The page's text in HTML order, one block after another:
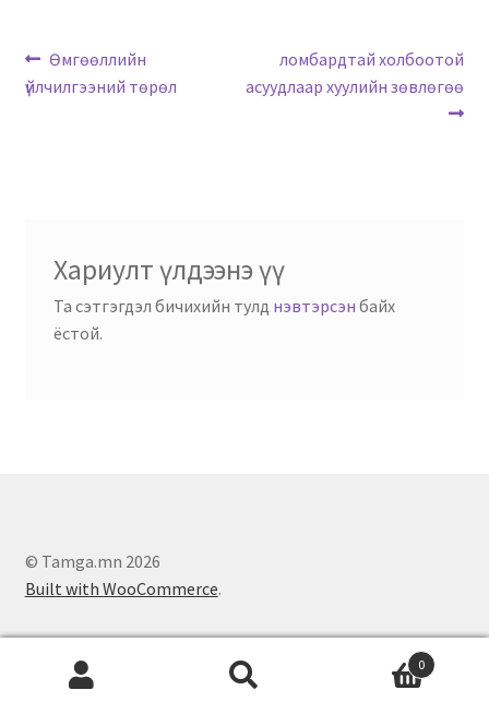
Өмгөөллийн
үйлчилгээний төрөл
ломбардтай холбоотой
асуудлаар хуулийн зөвлөгөө
Хариулт үлдээнэ үү
Та сэтгэгдэл бичихийн тулд нэвтэрсэн байх
ёстой.
© Tamga.mn 2026
Built with WooCommerce.
0